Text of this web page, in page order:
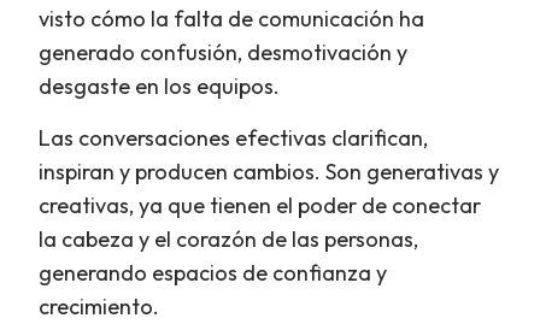
visto cómo la falta de comunicación ha
generado confusión, desmotivación y
desgaste en los equipos.
Las conversaciones efectivas clarifican,
inspiran y producen cambios. Son generativas y
creativas, ya que tienen el poder de conectar
la cabeza y el corazón de las personas,
generando espacios de confianza y
crecimiento.